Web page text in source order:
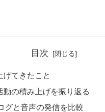
目次
げてきたこと
動の積み上げを振り返る
グと音声の発信を比較